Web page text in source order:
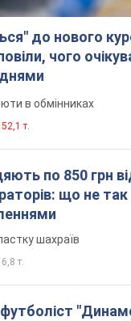
до нового
чого
в обмінниках
т.
по 850 грн
що не так
шахраїв
т.